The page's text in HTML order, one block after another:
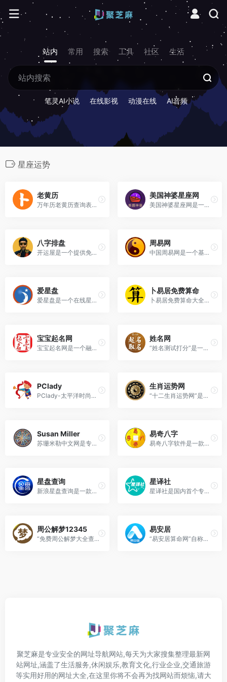
站内 常用 搜索 工具 社区 生活
笔灵AI小说 在线影视 动漫在线 AI音频
星座运势
老黄历
万年历老黄历查询表是中国传统民俗文化中结合天文历法与命理预测的工具，其核心是通过日期、时辰等要素推算吉凶宜忌。
美国神婆星座网
美国神婆星座网是一个综合性的星座网站，又名：最星座/神婆网等。 致力于为广大网友提供最全面的星座信息。
八字排盘
开运屋是一个提供免费、专业...
周易网
中国周易网是一个基于《周易...
爱星盘
爱星盘是一个在线星盘查询平...
卜易居免费算命
卜易居免费算命大全是一个在...
宝宝起名网
宝宝起名网是一个融合多学科...
姓名网
“姓名测试打分”是一种结合传...
PClady
PClady-太平洋时尚网星座频道...
生肖运势网
“十二生肖运势网”是一个专注...
Susan Miller
苏珊米勒中文网是专为中文读...
易奇八字
易奇八字软件是一款基于中国...
星盘查询
新浪星盘查询是一款免费的在...
星译社
星译社是国内首个专注于占星...
周公解梦12345
“免费周公解梦大全查询系统”...
易安居
“易安居算命网”自称是专业免...
聚芝麻是专业安全的网址导航网站,每天为大家搜集整理最新网
站网址,涵盖了生活服务,休闲娱乐,教育文化,行业企业,交通旅游
等实用好用的网址大全,在这里你将不会再为找网站而烦恼,请大